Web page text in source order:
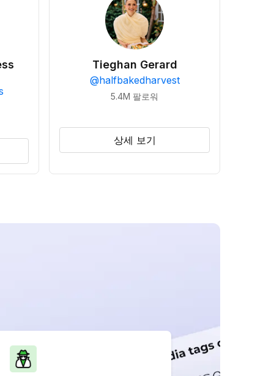
Tieghan Gerard
@halfbakedharvest
5.4M 팔로워
상세 보기